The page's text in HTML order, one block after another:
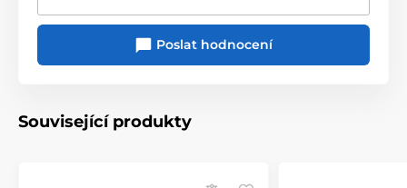
Poslat hodnocení
Související produkty